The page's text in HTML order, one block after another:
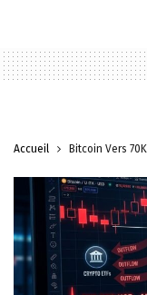
Accueil Bitcoin Vers